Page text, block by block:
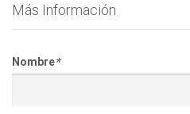
Más Información
Nombre*